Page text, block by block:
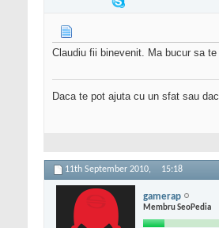
Claudiu fii binevenit. Ma bucur sa
Daca te pot ajuta cu un sfat sau
11th September 2010, 15:18
gamerap
Membru SeoPedia